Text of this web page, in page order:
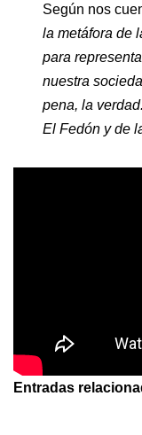
Según nos
la metáfora de
para
nuestra
pena, la
El Fedón y de
Entradas